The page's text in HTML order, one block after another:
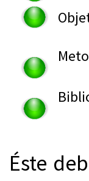
Éste